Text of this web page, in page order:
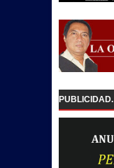
PUBLICIDAD.